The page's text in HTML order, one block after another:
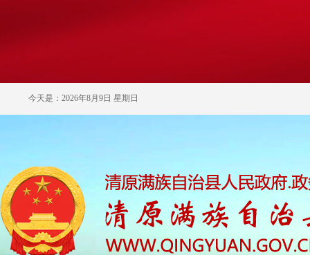
今天是：2026年8月9日 星期日